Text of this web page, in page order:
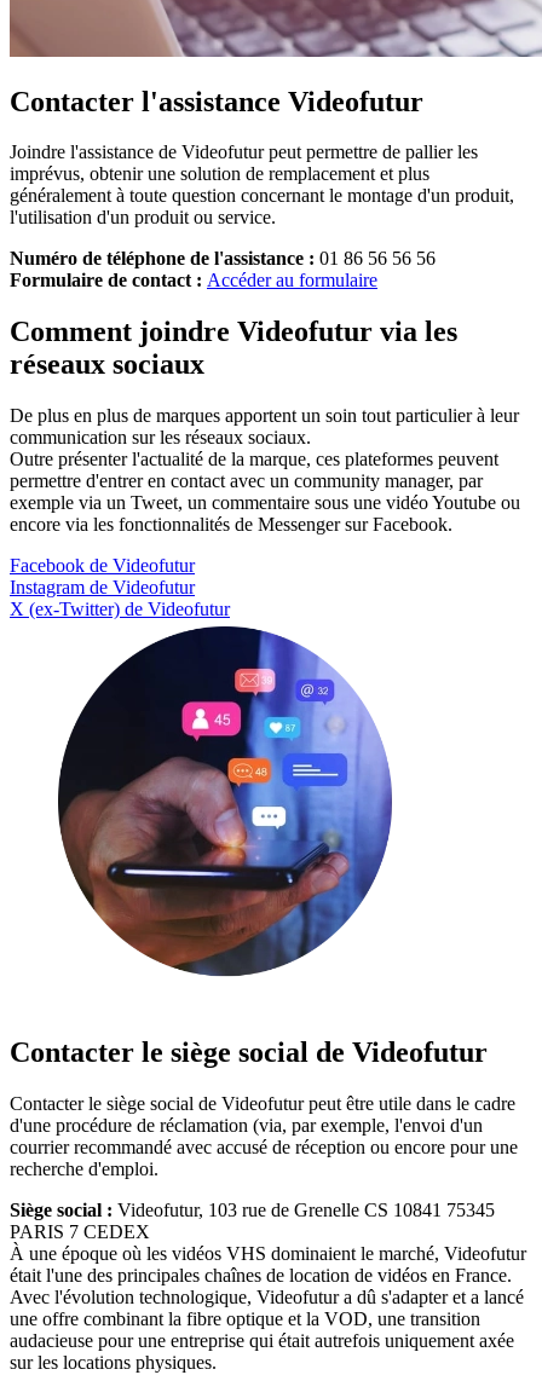
Contacter l'assistance Videofutur
Joindre l'assistance de Videofutur peut permettre de pallier les
imprévus, obtenir une solution de remplacement et plus
généralement à toute question concernant le montage d'un produit,
l'utilisation d'un produit ou service.
Numéro de téléphone de l'assistance : 01 86 56 56 56
Formulaire de contact : Accéder au formulaire
Comment joindre Videofutur via les
réseaux sociaux
De plus en plus de marques apportent un soin tout particulier à leur
communication sur les réseaux sociaux.
Outre présenter l'actualité de la marque, ces plateformes peuvent
permettre d'entrer en contact avec un community manager, par
exemple via un Tweet, un commentaire sous une vidéo Youtube ou
encore via les fonctionnalités de Messenger sur Facebook.
Facebook de Videofutur
Instagram de Videofutur
X (ex-Twitter) de Videofutur
Contacter le siège social de Videofutur
Contacter le siège social de Videofutur peut être utile dans le cadre
d'une procédure de réclamation (via, par exemple, l'envoi d'un
courrier recommandé avec accusé de réception ou encore pour une
recherche d'emploi.
Siège social : Videofutur, 103 rue de Grenelle CS 10841 75345
PARIS 7 CEDEX
À une époque où les vidéos VHS dominaient le marché, Videofutur
était l'une des principales chaînes de location de vidéos en France.
Avec l'évolution technologique, Videofutur a dû s'adapter et a lancé
une offre combinant la fibre optique et la VOD, une transition
audacieuse pour une entreprise qui était autrefois uniquement axée
sur les locations physiques.